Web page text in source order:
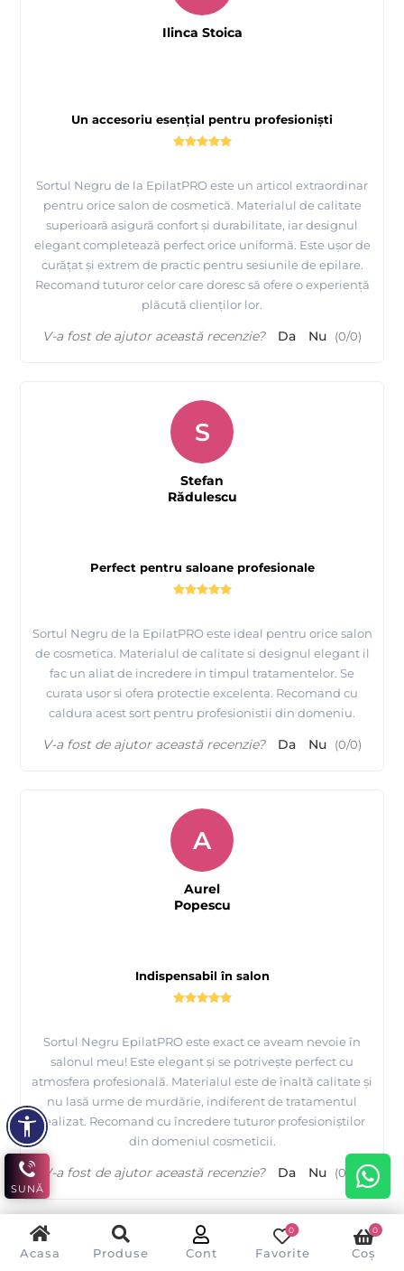
Acasa Produse Cont Favorite
0
Coș
0
Un accesoriu esențial pentru profesioniști
Sortul Negru de la EpilatPRO este un articol extraordinar
pentru orice salon de cosmetică. Materialul de calitate
superioară asigură confort și durabilitate, iar designul
elegant completează perfect orice uniformă. Este ușor de
curățat și extrem de practic pentru sesiunile de epilare.
Recomand tuturor celor care doresc să ofere o experiență
plăcută clienților lor.
Ilinca Stoica
V-a fost de ajutor această recenzie? Da Nu (0/0)
Perfect pentru saloane profesionale
Sortul Negru de la EpilatPRO este ideal pentru orice salon
de cosmetica. Materialul de calitate si designul elegant il
fac un aliat de incredere in timpul tratamentelor. Se
curata usor si ofera protectie excelenta. Recomand cu
caldura acest sort pentru profesionistii din domeniu.
S
Stefan
Rădulescu
V-a fost de ajutor această recenzie? Da Nu (0/0)
Indispensabil în salon
Sortul Negru EpilatPRO este exact ce aveam nevoie în
salonul meu! Este elegant și se potrivește perfect cu
atmosfera profesională. Materialul este de înaltă calitate și
nu lasă urme de murdărie, indiferent de tratamentul
realizat. Recomand cu încredere tuturor profesioniștilor
din domeniul cosmeticii.
A
Aurel
Popescu
V-a fost de ajutor această recenzie? Da Nu (0 0)
SUNĂ